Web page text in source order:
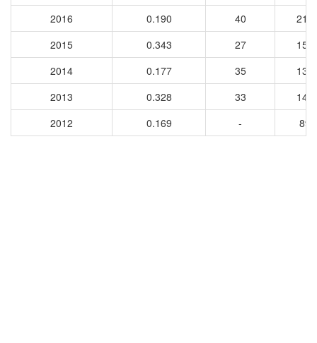
2016
0.190 40
219
2015
0.343 27
154
2014
0.177 35
134
2013
0.328 33
142
2012
0.169 - 89